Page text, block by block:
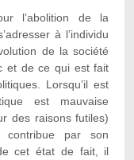
l’abolition de la
à l’individu
de la société
et de ce qui est fait
Lorsqu’il est
est mauvaise
des raisons futiles)
contribue par son
cet état de fait, il